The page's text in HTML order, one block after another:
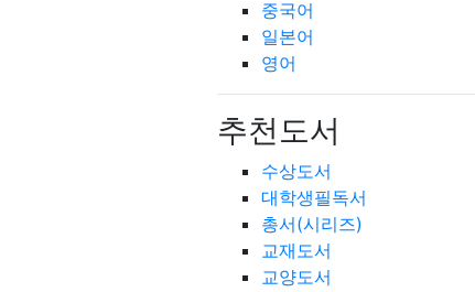
중국어
일본어
영어
추천도서
수상도서
대학생필독서
총서(시리즈)
교재도서
교양도서